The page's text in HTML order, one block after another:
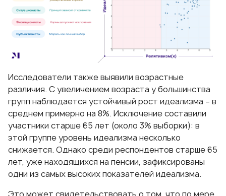
Исследователи также выявили возрастные
различия. С увеличением возраста у большинства
групп наблюдается устойчивый рост идеализма – в
среднем примерно на 8%. Исключение составили
участники старше 65 лет (около 3% выборки): в
этой группе уровень идеализма несколько
снижается. Однако среди респондентов старше 65
лет, уже находящихся на пенсии, зафиксированы
одни из самых высоких показателей идеализма.